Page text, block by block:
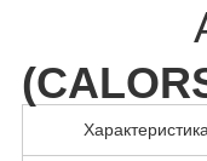
(
Характеристика